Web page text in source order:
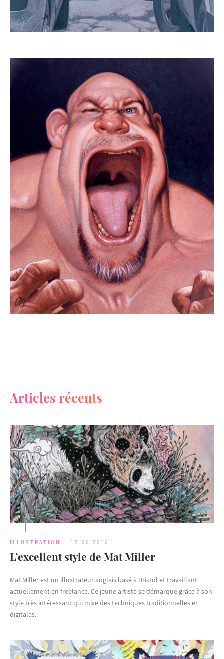
Articles récents
ILLUSTRATION 15.06.2016
L’excellent style de Mat Miller
Mat Miller est un illustrateur anglais basé à Bristol et travaillant
actuellement en freelance. Ce jeune artiste se démarque grâce à son
style très intéressant qui mixe des techniques traditionnelles et
digitales.